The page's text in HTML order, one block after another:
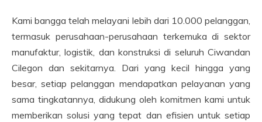
Kami bangga telah melayani lebih dari 10.000 pelanggan,
termasuk perusahaan-perusahaan terkemuka di sektor
manufaktur, logistik, dan konstruksi di seluruh Ciwandan
Cilegon dan sekitarnya. Dari yang kecil hingga yang
besar, setiap pelanggan mendapatkan pelayanan yang
sama tingkatannya, didukung oleh komitmen kami untuk
memberikan solusi yang tepat dan efisien untuk setiap